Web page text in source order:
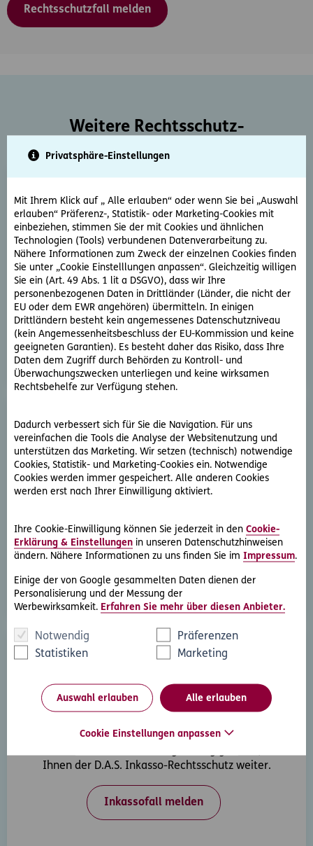
Privatsphäre-Einstellungen
Mit Ihrem Klick auf „ Alle erlauben“ oder wenn Sie bei „Auswahl
erlauben“ Präferenz-, Statistik- oder Marketing-Cookies mit
einbeziehen, stimmen Sie der mit Cookies und ähnlichen
Technologien (Tools) verbundenen Datenverarbeitung zu.
Nähere Informationen zum Zweck der einzelnen Cookies finden
Sie unter „Cookie Einstelllungen anpassen“. Gleichzeitig willigen
Sie ein (Art. 49 Abs. 1 lit a DSGVO), dass wir Ihre
personenbezogenen Daten in Drittländer (Länder, die nicht der
EU oder dem EWR angehören) übermitteln. In einigen
Drittländern besteht kein angemessenes Datenschutzniveau
(kein Angemessenheitsbeschluss der EU-Kommission und keine
geeigneten Garantien). Es besteht daher das Risiko, dass Ihre
Daten dem Zugriff durch Behörden zu Kontroll- und
Überwachungszwecken unterliegen und keine wirksamen
Rechtsbehelfe zur Verfügung stehen.
Dadurch verbessert sich für Sie die Navigation. Für uns
vereinfachen die Tools die Analyse der Websitenutzung und
unterstützen das Marketing. Wir setzen (technisch) notwendige
Cookies, Statistik- und Marketing-Cookies ein. Notwendige
Cookies werden immer gespeichert. Alle anderen Cookies
werden erst nach Ihrer Einwilligung aktiviert.
Ihre Cookie-Einwilligung können Sie jederzeit in den Cookie-
Erklärung & Einstellungen in unseren Datenschutzhinweisen
ändern. Nähere Informationen zu uns finden Sie im Impressum.
Einige der von Google gesammelten Daten dienen der
Personalisierung und der Messung der
Werbewirksamkeit. Erfahren Sie mehr über diesen Anbieter.
Notwendig
Präferenzen
Statistiken
Marketing
Auswahl erlauben Alle erlauben
Cookie Einstellungen anpassen
Rechtsschutzfall melden
Weitere Rechtsschutz-
Serviceleistungen
Rechtsberatung
Sie haben ein rechtliche Frage? Unsere Rechtsexperten
beantworten diese gerne und schnell.
Rechtsfrage stellen
D.A.S. Direkthilfe®
oder streben eine außergerichtliche Lösung an
Inkasso-Rechtsschutz
Ihnen der D.A.S. Inkasso-Rechtsschutz weiter.
Inkassofall melden